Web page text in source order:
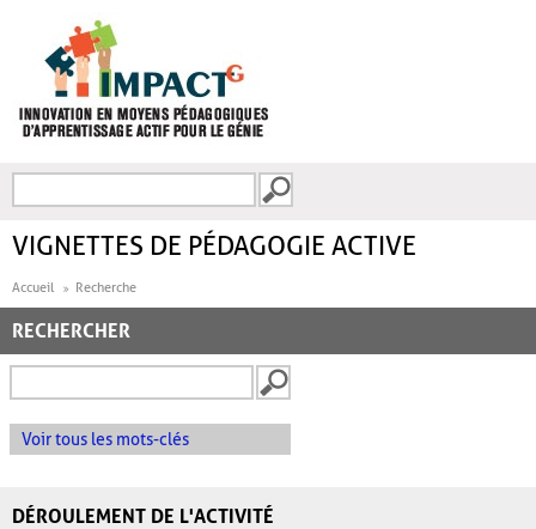
FORMULAIRE DE
VIGNETTES DE PÉDAGOGIE ACTIVE
Accueil Recherche
RECHERCHER
Voir tous les mots-clés
DÉROULEMENT DE L'ACTIVITÉ